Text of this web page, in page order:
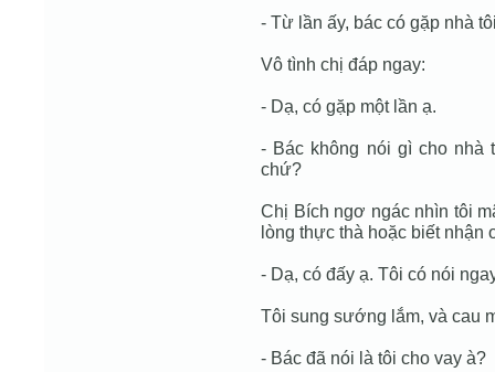
- Từ lần ấy, bác có gặp nhà
Vô tình chị đáp ngay:
- Dạ, có gặp một lần ạ.
- Bác không nói gì cho nhà
chứ?
Chị Bích ngơ ngác nhìn tôi
lòng thực thà hoặc biết
- Dạ, có đấy ạ. Tôi có nói
Tôi sung sướng lắm, và cau
- Bác đã nói là tôi cho vay à?